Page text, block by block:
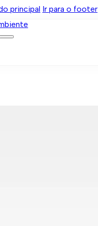
principal Ir para o footer